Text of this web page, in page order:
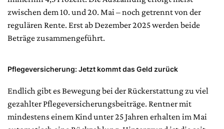
zwischen dem 10. und 20. Mai – noch getrennt von der
regulären Rente. Erst ab Dezember 2025 werden beide
Beträge zusammengeführt.
Pflegeversicherung: Jetzt kommt das Geld zurück
Endlich gibt es Bewegung bei der Rückerstattung zu viel
gezahlter Pflegeversicherungsbeiträge. Rentner mit
mindestens einem Kind unter 25 Jahren erhalten im Mai